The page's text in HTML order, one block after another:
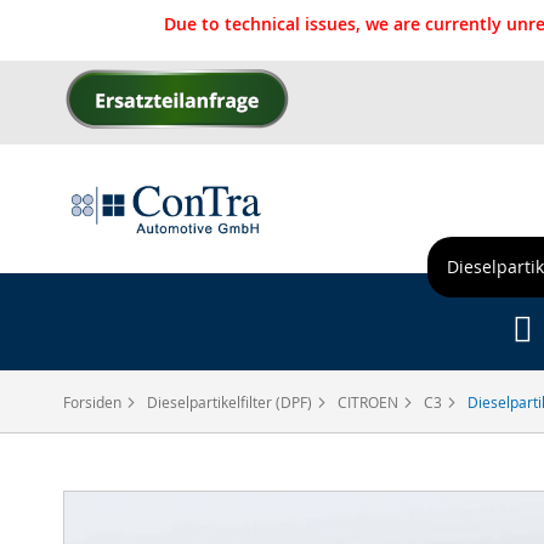
Due to technical issues, we are currently
Skip
Forsiden Dieselpartikelfilter (DPF) CITROEN C3